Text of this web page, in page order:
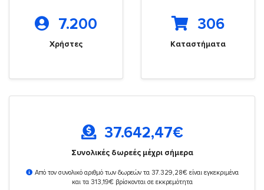
7.200
Χρήστες
306
Καταστήματα
37.642,47€
Συνολικές δωρεές μέχρι σήμερα
Από τον συνολικό αριθμό των δωρεών τα 37.329,28€ είναι εγκεκριμένα
και τα 313,19€ βρίσκονται σε εκκρεμότητα